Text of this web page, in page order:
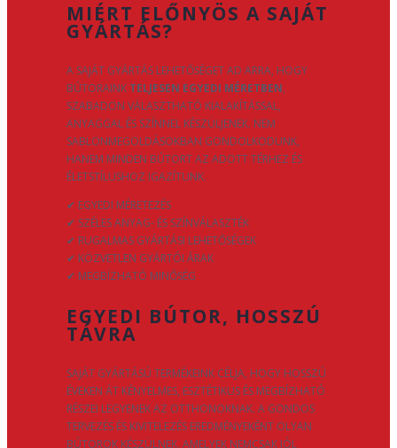
MIÉRT ELŐNYÖS A SAJÁT
GYÁRTÁS?
A SAJÁT GYÁRTÁS LEHETŐSÉGET AD ARRA, HOGY
BÚTORAINK TELJESEN EGYEDI MÉRETBEN,
SZABADON VÁLASZTHATÓ KIALAKÍTÁSSAL,
ANYAGGAL ÉS SZÍNNEL KÉSZÜLJENEK. NEM
SABLONMEGOLDÁSOKBAN GONDOLKODUNK,
HANEM MINDEN BÚTORT AZ ADOTT TÉRHEZ ÉS
ÉLETSTÍLUSHOZ IGAZÍTUNK.
✔ EGYEDI MÉRETEZÉS
✔ SZÉLES ANYAG- ÉS SZÍNVÁLASZTÉK
✔ RUGALMAS GYÁRTÁSI LEHETŐSÉGEK
✔ KÖZVETLEN GYÁRTÓI ÁRAK
✔ MEGBÍZHATÓ MINŐSÉG
EGYEDI BÚTOR, HOSSZÚ
TÁVRA
SAJÁT GYÁRTÁSÚ TERMÉKEINK CÉLJA, HOGY HOSSZÚ
ÉVEKEN ÁT KÉNYELMES, ESZTÉTIKUS ÉS MEGBÍZHATÓ
RÉSZEI LEGYENEK AZ OTTHONOKNAK. A GONDOS
TERVEZÉS ÉS KIVITELEZÉS EREDMÉNYEKÉNT OLYAN
BÚTOROK KÉSZÜLNEK, AMELYEK NEMCSAK JÓL